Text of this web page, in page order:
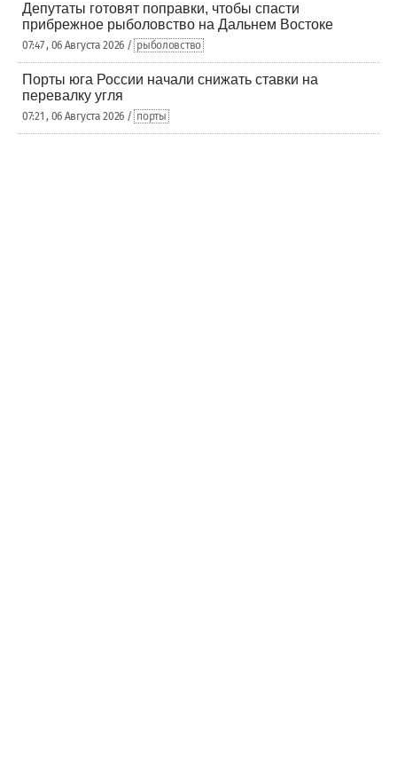
Депутаты готовят поправки, чтобы спасти
прибрежное рыболовство на Дальнем Востоке
07:47 , 06 Августа 2026 / рыболовство
Порты юга России начали снижать ставки на
перевалку угля
07:21 , 06 Августа 2026 / порты